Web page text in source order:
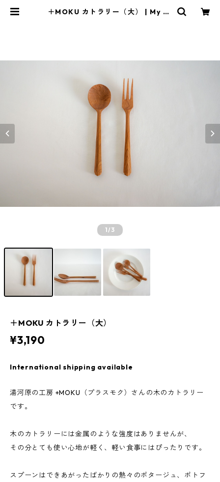
＋MOKU カトラリー（大） | My Ta
1/3
＋MOKU カトラリー（大）
¥3,190
International shipping available
湯河原の工房 +MOKU（プラスモク）さんの木のカトラリー
です。
木のカトラリーには金属のような強度はありませんが、
その分とても使い心地が軽く、軽い食事にはぴったりです。
スプーンはできあがったばかりの熱々のポタージュ、ポトフ